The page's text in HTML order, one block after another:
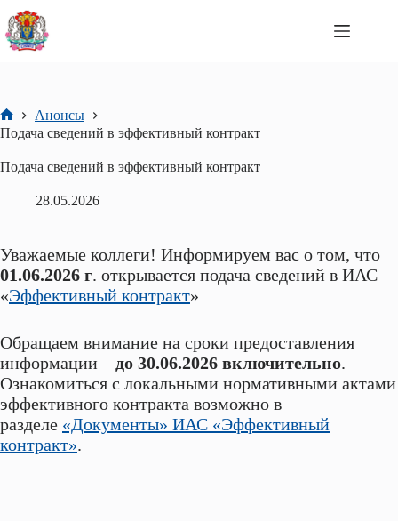
Перейти
сути
Главная
Анонсы
Подача сведений в эффективный контракт
Подача сведений в эффективный контракт
28.05.2026
Уважаемые коллеги! Информируем вас о том, что
01.06.2026 г. открывается подача сведений в ИАС
«Эффективный контракт»
Обращаем внимание на сроки предоставления
информации – до 30.06.2026 включительно.
Ознакомиться с локальными нормативными актами
эффективного контракта возможно в
разделе «Документы» ИАС «Эффективный
контракт».